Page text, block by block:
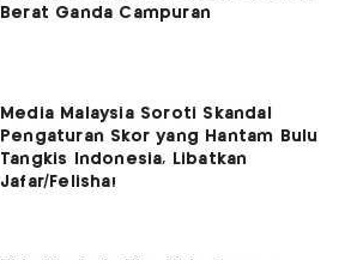
Berat Ganda Campuran
Media Malaysia Soroti Skandal
Pengaturan Skor yang Hantam Bulu
Tangkis Indonesia, Libatkan
Jafar/Felisha!